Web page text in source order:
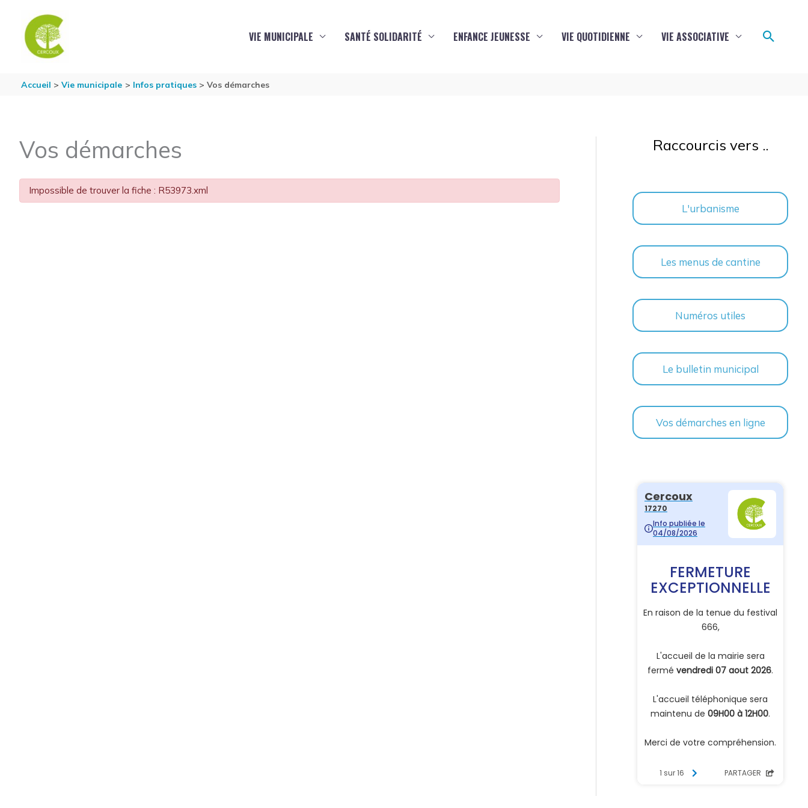
VIE MUNICIPALE SANTÉ SOLIDARITÉ ENFANCE JEUNESSE VIE QUOTIDIENNE VIE ASSOCIATIVE
Accueil Vie municipale Infos pratiques Vos démarches
Vos démarches
Impossible de trouver la fiche : R53973.xml
Raccourcis vers ..
L'urbanisme
Les menus de cantine
Numéros utiles
Le bulletin municipal
Vos démarches en ligne